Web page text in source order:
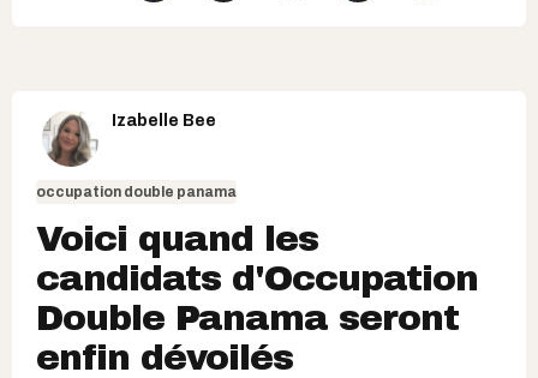
Izabelle Bee
occupation double panama
Voici quand les
candidats d'Occupation
Double Panama seront
enfin dévoilés